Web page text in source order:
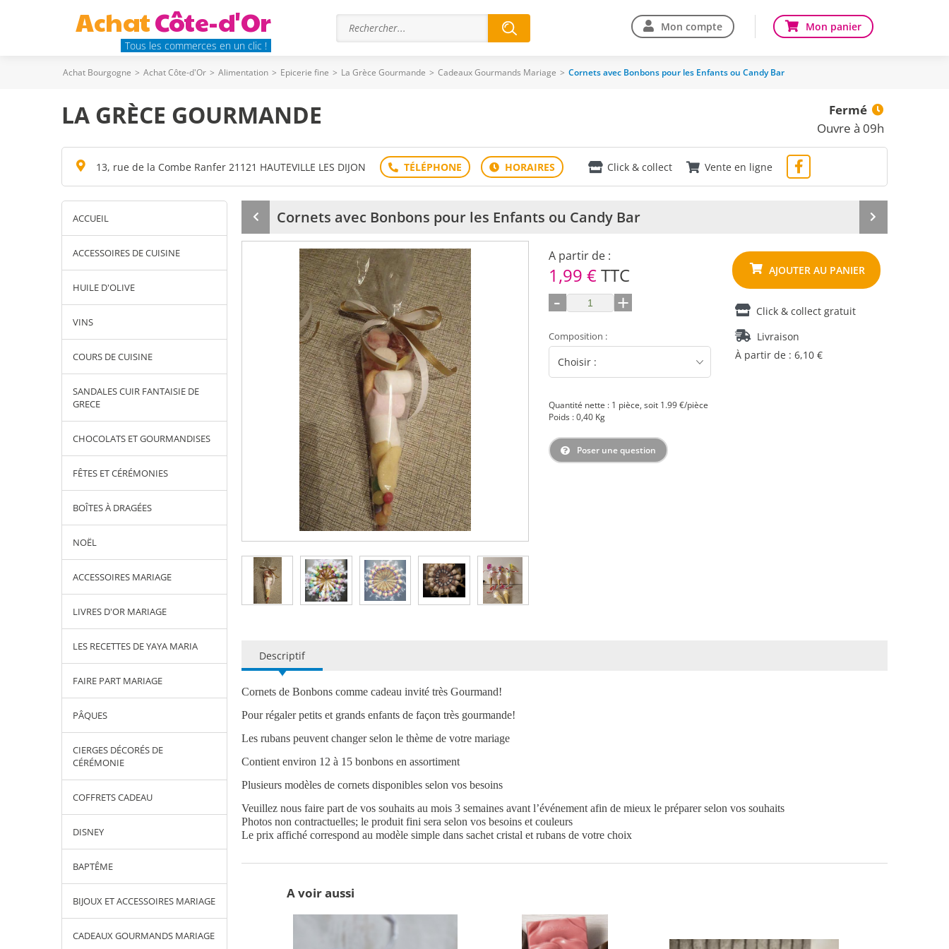
AchatCôte-d'Or
Tous les commerces en un clic !
Mon compte Mon panier
Achat Bourgogne > Achat Côte-d'Or > Alimentation > Epicerie fine > La Grèce Gourmande > Cadeaux Gourmands Mariage > Cornets avec Bonbons pour les Enfants ou Candy Bar
LA GRÈCE GOURMANDE
Fermé
Ouvre à 09h
13, rue de la Combe Ranfer 21121 HAUTEVILLE LES DIJON Click & collect Vente en ligne
ACCUEIL
ACCESSOIRES DE CUISINE
HUILE D'OLIVE
VINS
COURS DE CUISINE
SANDALES CUIR FANTAISIE DE
GRECE
CHOCOLATS ET GOURMANDISES
FÊTES ET CÉRÉMONIES
BOÎTES À DRAGÉES
NOËL
ACCESSOIRES MARIAGE
LIVRES D'OR MARIAGE
LES RECETTES DE YAYA MARIA
FAIRE PART MARIAGE
PÂQUES
CIERGES DÉCORÉS DE
CÉRÉMONIE
COFFRETS CADEAU
DISNEY
BAPTÊME
BIJOUX ET ACCESSOIRES MARIAGE
CADEAUX GOURMANDS MARIAGE
Produit
précédent
Cornets avec Bonbons pour les Enfants ou Candy Bar
Produit
suivant
A partir de :
1,99 €TTC
- +
Composition :
Quantité nette : 1 pièce, soit 1.99 €/pièce
Poids : 0,40 Kg
Poser une question
Click & collect gratuit
Livraison
À partir de : 6,10 €
Descriptif
Cornets de Bonbons comme cadeau invité très Gourmand!
Pour régaler petits et grands enfants de façon très gourmande!
Les rubans peuvent changer selon le thème de votre mariage
Contient environ 12 à 15 bonbons en assortiment
Plusieurs modèles de cornets disponibles selon vos besoins
Veuillez nous faire part de vos souhaits au mois 3 semaines avant l’événement afin de mieux le préparer selon vos souhaits
Photos non contractuelles; le produit fini sera selon vos besoins et couleurs
Le prix affiché correspond au modèle simple dans sachet cristal et rubans de votre choix
A voir aussi